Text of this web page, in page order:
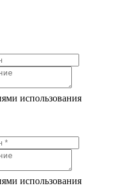
использования
использования